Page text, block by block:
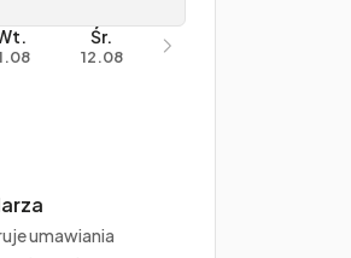
Śr.
12.08
umawiania